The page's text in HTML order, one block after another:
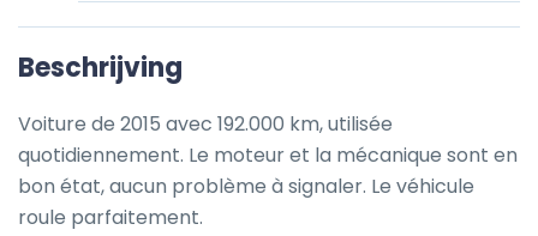
Beschrijving
Voiture de 2015 avec 192.000 km, utilisée
quotidiennement. Le moteur et la mécanique sont en
bon état, aucun problème à signaler. Le véhicule
roule parfaitement.